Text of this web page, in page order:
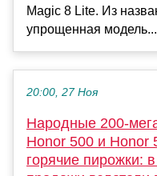
Magic 8 Lite. Из
упрощенная модель...
20:00, 27 Ноя
Народные 200-
Honor 500 и Honor
горячие пирожки: